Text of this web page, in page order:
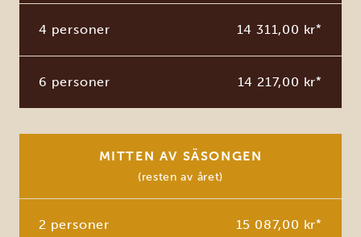
4 personer 14 311,00 kr*
6 personer 14 217,00 kr*
MITTEN AV SÄSONGEN
(resten av året)
2 personer 15 087,00 kr*